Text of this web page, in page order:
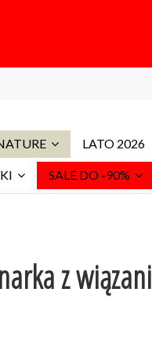
LATO 2026
SALE DO -90%
z